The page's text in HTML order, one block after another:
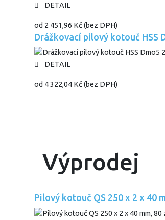
DETAIL
od 2 451,96 Kč (bez DPH)
Drážkovací pilový kotouč HSS
DETAIL
od 4 322,04 Kč(bez DPH)
Výprodej
Pilový kotouč QS 250 x 2 x 40